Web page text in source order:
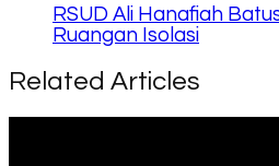
RSUD Ali Hanafiah
Ruangan Isolasi
Related Articles